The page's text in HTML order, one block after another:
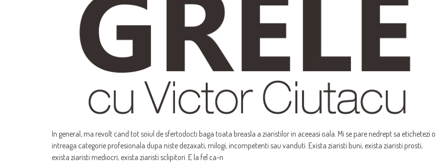
In general, ma revolt cand tot soiul de sfertodocti baga toata breasla a ziaristilor in aceeasi oala. Mi se pare nedrept sa etichetezi o
intreaga categorie profesionala dupa niste dezaxati, milogi, incompetenti sau vanduti. Exista ziaristi buni, exista ziaristi prosti,
exista ziaristi mediocri, exista ziaristi sclipitori. E la fel ca-n